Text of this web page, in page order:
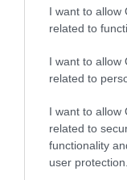
I want to allow
related to
I want to allow
related to
I want to allow
related to
functionality
user protection.